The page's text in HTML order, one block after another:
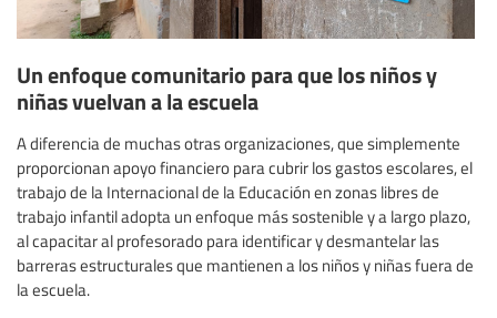
Un enfoque comunitario para que los niños y
niñas vuelvan a la escuela
A diferencia de muchas otras organizaciones, que simplemente
proporcionan apoyo financiero para cubrir los gastos escolares, el
trabajo de la Internacional de la Educación en zonas libres de
trabajo infantil adopta un enfoque más sostenible y a largo plazo,
al capacitar al profesorado para identificar y desmantelar las
barreras estructurales que mantienen a los niños y niñas fuera de
la escuela.